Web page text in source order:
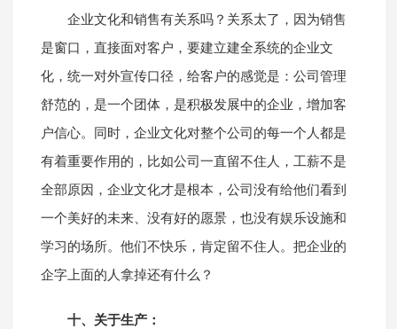
企业文化和销售有关系吗？关系太了，因为销售
是窗口，直接面对客户，要建立建全系统的企业文
化，统一对外宣传口径，给客户的感觉是：公司管理
舒范的，是一个团体，是积极发展中的企业，增加客
户信心。同时，企业文化对整个公司的每一个人都是
有着重要作用的，比如公司一直留不住人，工薪不是
全部原因，企业文化才是根本，公司没有给他们看到
一个美好的未来、没有好的愿景，也没有娱乐设施和
学习的场所。他们不快乐，肯定留不住人。把企业的
企字上面的人拿掉还有什么？
十、关于生产：